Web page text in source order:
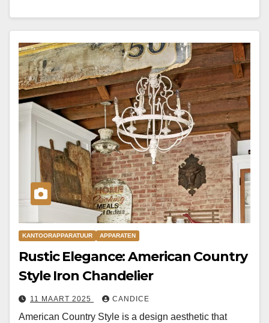
KANTOORAPPARATUUR APPARATEN
Rustic Elegance: American Country
Style Iron Chandelier
11 MAART 2025 CANDICE
American Country Style is a design aesthetic that